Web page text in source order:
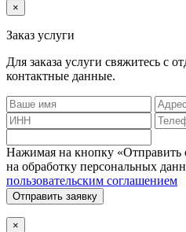
×
Заказ услуги
Для заказа услуги свяжитесь с
контактные данные.
Нажимая на кнопку «Отправить
на обработку персональных
пользовательским соглашением
Отправить заявку
×